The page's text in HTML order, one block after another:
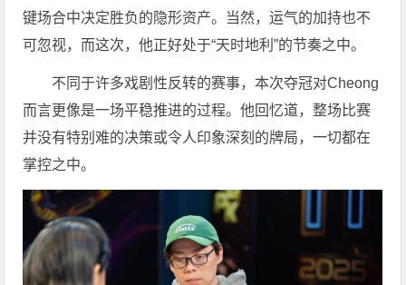
键场合中决定胜负的隐形资产。当然，运气的加持也不
可忽视，而这次，他正好处于“天时地利”的节奏之中。
不同于许多戏剧性反转的赛事，本次夺冠对Cheong
而言更像是一场平稳推进的过程。他回忆道，整场比赛
并没有特别难的决策或令人印象深刻的牌局，一切都在
掌控之中。